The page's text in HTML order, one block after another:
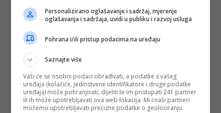
Personalizirano oglašavanje i sadržaj, mjerenje
oglašavanja i sadržaja, uvidi u publiku i razvoj usluga
Pohrana i/ili pristup podacima na uređaju
Saznajte više
Vaši će se osobni podaci obrađivati, a podatke s vašeg
uređaja (kolačiće, jedinstvene identifikatore i druge podatke
uređaja) može pohranjivati, dijeliti te im pristupati 241 partner
ili ih može upotrebljavati ova web-lokacija. Mi i naši partneri
možemo upotrebljavati precizne podatke o geolociranju.